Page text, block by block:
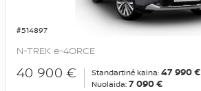
#514897
N-TREK e-4ORCE
40 900 € Standartinė kaina: 47 990 €
Nuolaida: 7 090 €